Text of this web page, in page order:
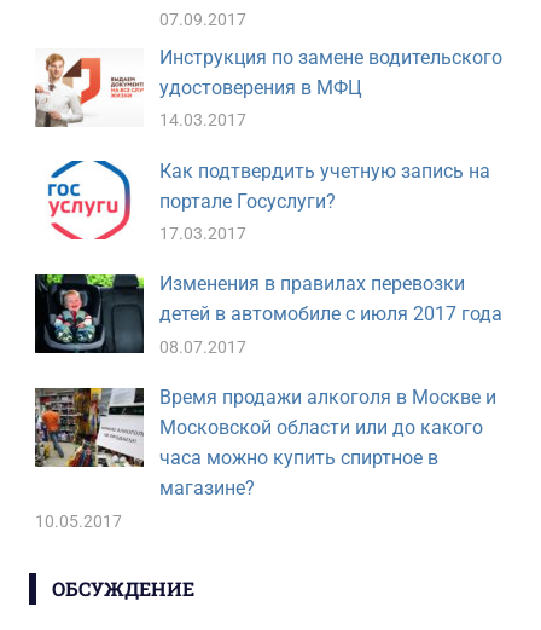
07.09.2017
Инструкция по замене водительского
удостоверения в МФЦ
14.03.2017
Как подтвердить учетную запись на
портале Госуслуги?
17.03.2017
Изменения в правилах перевозки
детей в автомобиле с июля 2017 года
08.07.2017
Время продажи алкоголя в Москве и
Московской области или до какого
часа можно купить спиртное в
магазине?
10.05.2017
ОБСУЖДЕНИЕ